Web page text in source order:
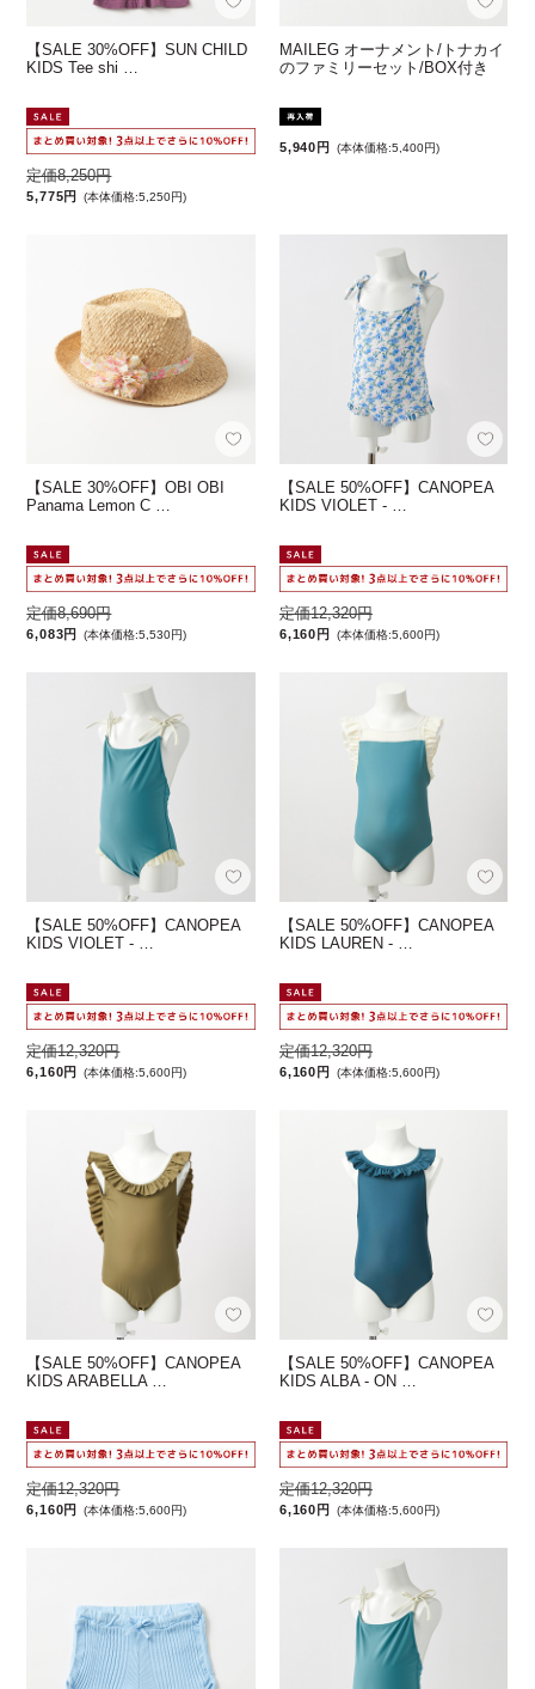
【SALE 30%OFF】SUN CHILD
KIDS Tee shi …
定価8,250円
5,775円 (本体価格:5,250円)
MAILEG オーナメント/トナカイ
のファミリーセット/BOX付き
5,940円 (本体価格:5,400円)
【SALE 30%OFF】OBI OBI
Panama Lemon C …
定価8,690円
6,083円 (本体価格:5,530円)
【SALE 50%OFF】CANOPEA
KIDS VIOLET - …
定価12,320円
6,160円 (本体価格:5,600円)
【SALE 50%OFF】CANOPEA
KIDS VIOLET - …
定価12,320円
6,160円 (本体価格:5,600円)
【SALE 50%OFF】CANOPEA
KIDS LAUREN - …
定価12,320円
6,160円 (本体価格:5,600円)
【SALE 50%OFF】CANOPEA
KIDS ARABELLA …
定価12,320円
6,160円 (本体価格:5,600円)
【SALE 50%OFF】CANOPEA
KIDS ALBA - ON …
定価12,320円
6,160円 (本体価格:5,600円)